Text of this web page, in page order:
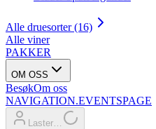
Alle druesorter (16)
Alle viner
PAKKER
OM OSS
BesøkOm oss
NAVIGATION.EVENTSPAGE
Laster…